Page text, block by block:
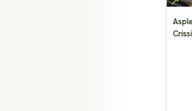
Asplenium
Crissie